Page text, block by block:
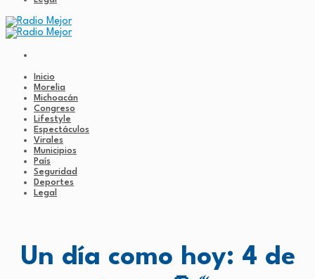
Inicio
Morelia
Michoacán
Congreso
Lifestyle
Espectáculos
Virales
Municipios
País
Seguridad
Deportes
Legal
Un día como hoy: 4 de